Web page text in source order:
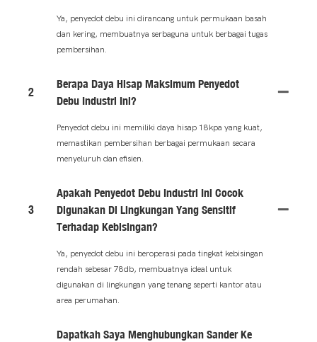
Ya, penyedot debu ini dirancang untuk permukaan basah
dan kering, membuatnya serbaguna untuk berbagai tugas
pembersihan.
2
Berapa Daya Hisap Maksimum Penyedot
Debu Industri Ini?
Penyedot debu ini memiliki daya hisap 18kpa yang kuat,
memastikan pembersihan berbagai permukaan secara
menyeluruh dan efisien.
3
Apakah Penyedot Debu Industri Ini Cocok
Digunakan Di Lingkungan Yang Sensitif
Terhadap Kebisingan?
Ya, penyedot debu ini beroperasi pada tingkat kebisingan
rendah sebesar 78db, membuatnya ideal untuk
digunakan di lingkungan yang tenang seperti kantor atau
area perumahan.
Dapatkah Saya Menghubungkan Sander Ke